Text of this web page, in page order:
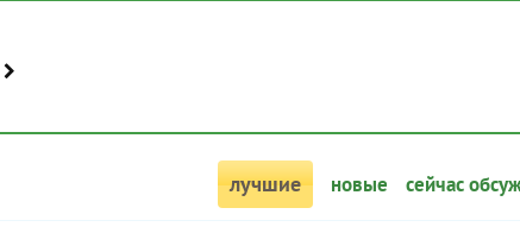
лучшие новые сейчас